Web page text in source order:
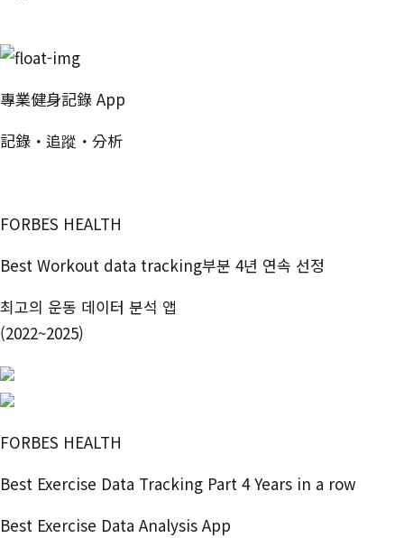
專業健身記錄 App
記錄・追蹤・分析
FORBES HEALTH
Best Workout data tracking부분 4년 연속 선정
최고의 운동 데이터 분석 앱
(2022~2025)
FORBES HEALTH
Best Exercise Data Tracking Part 4 Years in a row
Best Exercise Data Analysis App